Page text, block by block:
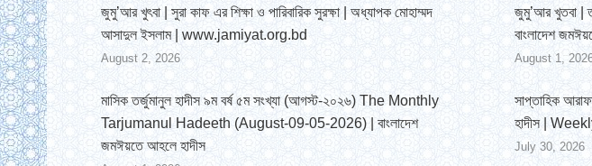
জুমু’আর খুৎবা | সুরা কাফ এর শিক্ষা ও পারিবারিক সুরক্ষা | অধ্যাপক মোহাম্মদ
আসাদুল ইসলাম | www.jamiyat.org.bd
August 2, 2026
জুমু’আর খুতবা |
বাংলাদেশ
August 1,
মাসিক তর্জুমানুল হাদীস ৯ম বর্ষ ৫ম সংখ্যা (আগস্ট-২০২৬) The Monthly
Tarjumanul Hadeeth (August-09-05-2026) | বাংলাদেশ
জমঈয়তে আহলে হাদীস
সাপ্তাহিক
হাদীস |
July 30, 2026